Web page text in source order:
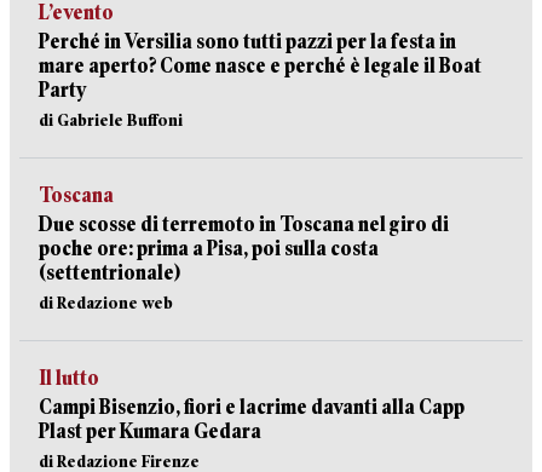
L’evento
Perché in Versilia sono tutti pazzi per la festa in
mare aperto? Come nasce e perché è legale il Boat
Party
di Gabriele Buffoni
Toscana
Due scosse di terremoto in Toscana nel giro di
poche ore: prima a Pisa, poi sulla costa
(settentrionale)
di Redazione web
Il lutto
Campi Bisenzio, fiori e lacrime davanti alla Capp
Plast per Kumara Gedara
di Redazione Firenze